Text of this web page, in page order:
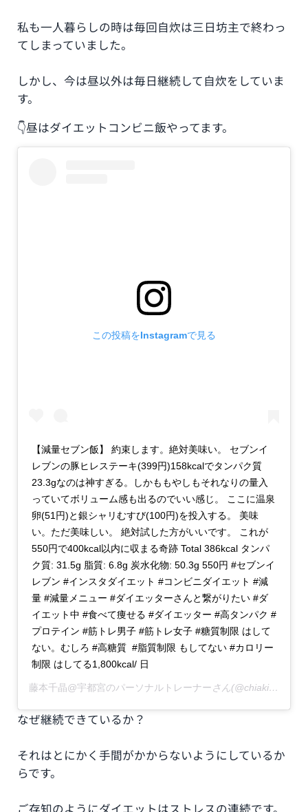
私も一人暮らしの時は毎回自炊は三日坊主で終わっ
てしまっていました。
しかし、今は昼以外は毎日継続して自炊をしていま
す。
👇昼はダイエットコンビニ飯やってます。
この投稿をInstagramで見る
【減量セブン飯】 約束します。絶対美味い。 セブンイ
レブンの豚ヒレステーキ(399円)158kcalでタンパク質
23.3gなのは神すぎる。しかももやしもそれなりの量入
っていてボリューム感も出るのでいい感じ。 ここに温泉
卵(51円)と銀シャリむすび(100円)を投入する。 美味
い。ただ美味しい。 絶対試した方がいいです。 これが
550円で400kcal以内に収まる奇跡 Total 386kcal タンパ
ク質: 31.5g 脂質: 6.8g 炭水化物: 50.3g 550円 #セブンイ
レブン #インスタダイエット #コンビニダイエット #減
量 #減量メニュー #ダイエッターさんと繋がりたい #ダ
イエット中 #食べて痩せる #ダイエッター #高タンパク #
プロテイン #筋トレ男子 #筋トレ女子 #糖質制限 はして
ない。むしろ #高糖質 #脂質制限 もしてない #カロリー
制限 はしてる1,800kcal/ 日
藤本千晶@宇都宮のパーソナルトレーナーさん(@chiakifujimoto)がシェアした投稿 –
なぜ継続できているか？
それはとにかく手間がかからないようにしているか
らです。
ご存知のようにダイエットはストレスの連続です。